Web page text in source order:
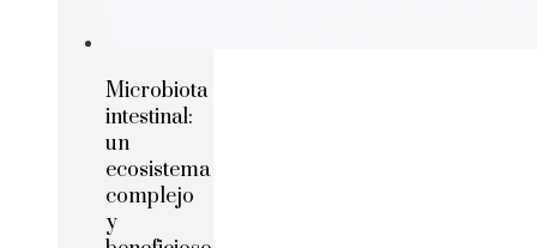
Microbiota
intestinal:
un
ecosistema
complejo
y